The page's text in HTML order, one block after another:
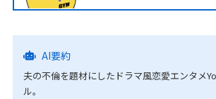
AI要約
夫の不倫を題材にしたドラマ風恋愛エンタメ
ル。